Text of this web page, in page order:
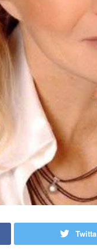
Twitta